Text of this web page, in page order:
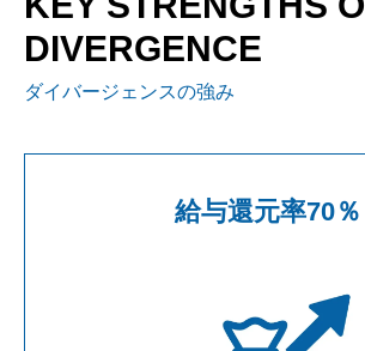
DIVERGENCE
ダイバージェンスの強み
給与還元率70％